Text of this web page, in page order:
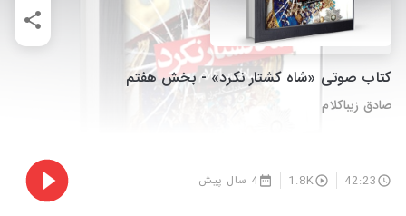
کتاب صوتی «شاه کشتار نکرد» - بخش هفتم
صادق زیباکلام
42:23
1.8K 4 سال پیش